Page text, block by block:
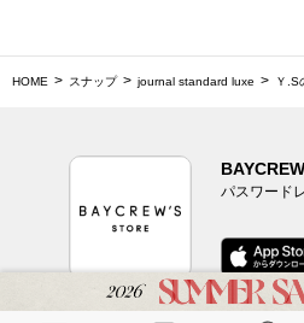
HOME スナップ journal standard luxe Ｙ.S
パスワード